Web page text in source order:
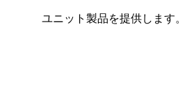
ユニット製品を提供します。